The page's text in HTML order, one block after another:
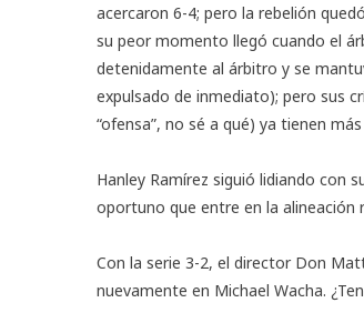
acercaron 6-4; pero la rebelión
su peor momento llegó cuando el
detenidamente al árbitro y se
expulsado de inmediato); pero sus
“ofensa”, no sé a qué) ya tienen
Hanley Ramírez siguió lidiando con
oportuno que entre en la alineación
Con la serie 3-2, el director Don
nuevamente en Michael Wacha.